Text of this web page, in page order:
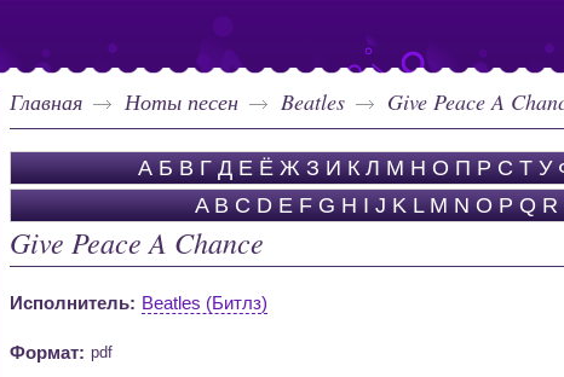
Главная Ноты песен Beatles Give Peace A
А Б В Г Д Е Ё Ж З И К Л М Н О П Р С Т У
A B C D E F G H I J K L M N O P Q R
Give Peace A Chance
Исполнитель: Beatles (Битлз)
Формат: pdf